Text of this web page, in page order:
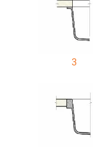
3